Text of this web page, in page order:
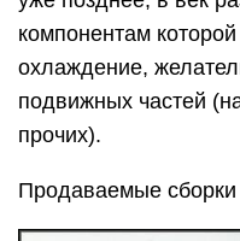
компонентам
охлаждение,
подвижных частей
прочих).
Продаваемые